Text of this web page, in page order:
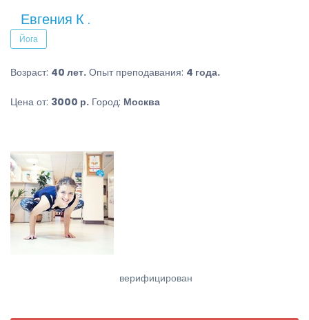
Евгения К .
Йога
Возраст: 40 лет. Опыт преподавания: 4 года.
Цена от: 3000 р. Город: Москва
верифицирован